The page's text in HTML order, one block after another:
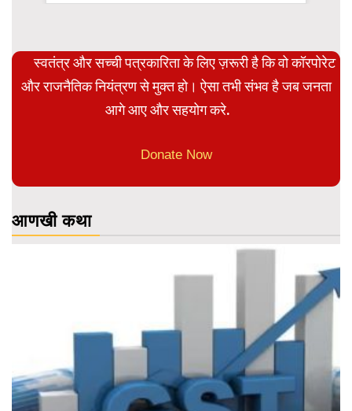
स्वतंत्र और सच्ची पत्रकारिता के लिए ज़रूरी है कि वो कॉरपोरेट
और राजनैतिक नियंत्रण से मुक्त हो। ऐसा तभी संभव है जब जनता
आगे आए और सहयोग करे.
Donate Now
आणखी कथा